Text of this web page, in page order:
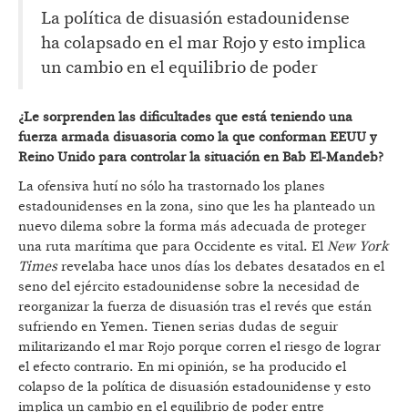
La política de disuasión estadounidense
ha colapsado en el mar Rojo y esto implica
un cambio en el equilibrio de poder
¿Le sorprenden las dificultades que está teniendo una
fuerza armada disuasoria como la que conforman EEUU y
Reino Unido para controlar la situación en Bab El-Mandeb?
La ofensiva hutí no sólo ha trastornado los planes
estadounidenses en la zona, sino que les ha planteado un
nuevo dilema sobre la forma más adecuada de proteger
una ruta marítima que para Occidente es vital. El New York
Timesrevelaba hace unos días los debates desatados en el
seno del ejército estadounidense sobre la necesidad de
reorganizar la fuerza de disuasión tras el revés que están
sufriendo en Yemen. Tienen serias dudas de seguir
militarizando el mar Rojo porque corren el riesgo de lograr
el efecto contrario. En mi opinión, se ha producido el
colapso de la política de disuasión estadounidense y esto
implica un cambio en el equilibrio de poder entre